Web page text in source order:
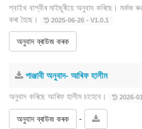
শ্বাইখ বাশ্বীৰ মাইছুৰীয়ে অনুবাদ কৰিছে। মৰ্কজ
কৰা হৈছে।
2025-06-26 - V1.0.1
অনুবাদ ব্ৰাউজ কৰক
পাঞ্জাবী অনুবাদ- আৰিফ হালীম
অনুবাদ কৰিছে আৰিফ হালীম চাহেবে। 2026-
অনুবাদ ব্ৰাউজ কৰক -